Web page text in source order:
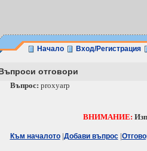
Начало Вход/Регистрация
отговори
Въпрос: proxyarp
ВНИМАНИЕ:
Към началото|Добави въпрос|